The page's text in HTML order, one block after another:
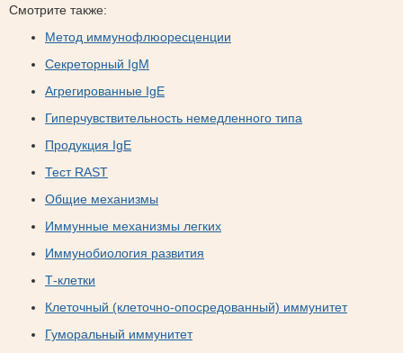
Смотрите также:
Метод иммунофлюоресценции
Секреторный IgM
Агрегированные IgE
Гиперчувствительность немедленного типа
Продукция IgE
Тест RAST
Общие механизмы
Иммунные механизмы легких
Иммунобиология развития
Т-клетки
Клеточный (клеточно-опосредованный) иммунитет
Гуморальный иммунитет